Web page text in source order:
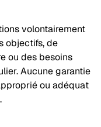
volontairement
objectifs, de
ou des besoins
Aucune garantie
ou adéquat